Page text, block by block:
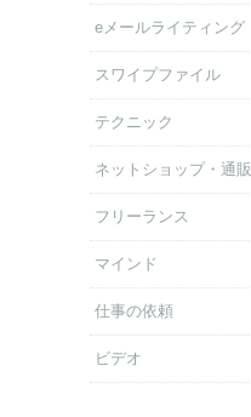
eメールライティング
スワイプファイル
テクニック
ネットショップ・通販
フリーランス
マインド
仕事の依頼
ビデオ